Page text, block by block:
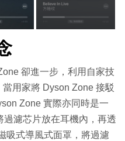
卻進一步，利用自家技
用家將 Dyson Zone 接駁
Zone 實際亦同時是一
濾芯片放在耳機內，再透
吸式導風式面罩，將過濾